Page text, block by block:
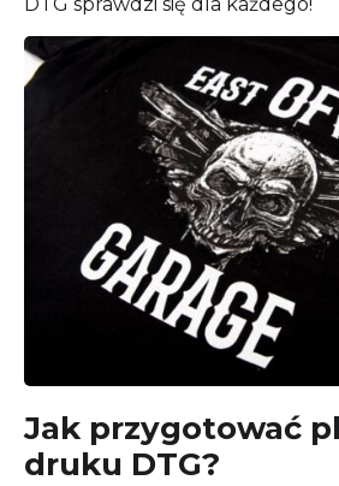
Jak przygotować
druku DTG?